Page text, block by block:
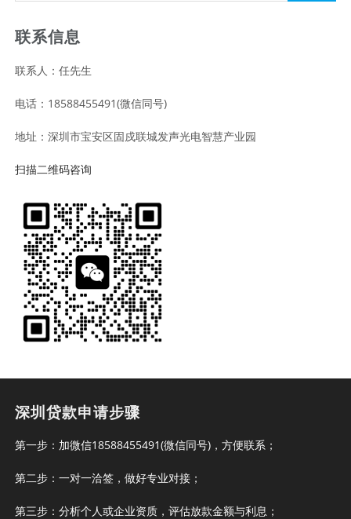
联系信息
联系人：任先生
电话：18588455491(微信同号)
地址：深圳市宝安区固戍联城发声光电智慧产业园
扫描二维码咨询
深圳贷款申请步骤
第一步：加微信18588455491(微信同号)，方便联系；
第二步：一对一洽签，做好专业对接；
第三步：分析个人或企业资质，评估放款金额与利息；